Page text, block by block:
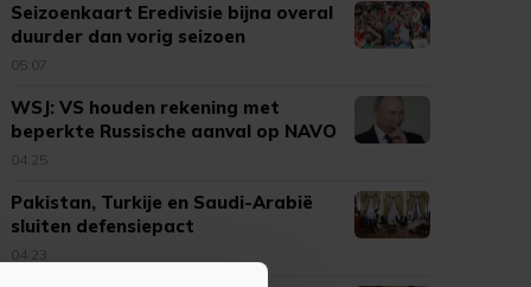
Seizoenkaart Eredivisie bijna overal
duurder dan vorig seizoen
05:07
WSJ: VS houden rekening met
beperkte Russische aanval op NAVO
04:25
Pakistan, Turkije en Saudi-Arabië
sluiten defensiepact
04:23